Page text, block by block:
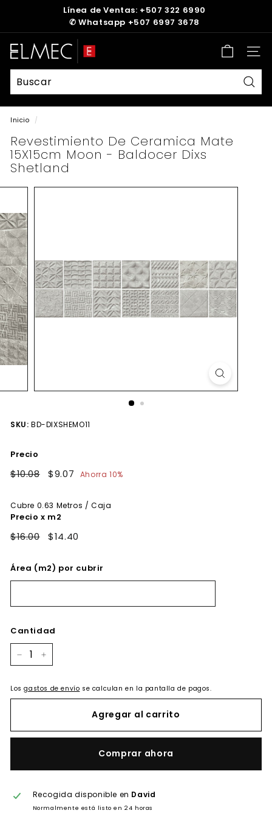
diapositivas
pausa
Línea de Ventas: +507 322 6990
✆ Whatsapp +507 6997 3678
E
L
M
E
C
Inicio /
Revestimiento De Ceramica Mate
15X15cm Moon - Baldocer Dixs
Shetland
SKU: BD-DIXSHEMO11
Precio
Precio
$10.08$10.08
Precio
$9.07 $9.07
Ahorra 10%
Cubre 0.63 Metros / Caja
Precio x m2
$16.00 $14.40
Área (m2) por cubrir
Cantidad
Losgastos de envío se calculan en la pantalla de pagos.
Agregar al carrito
Comprar ahora
Recogida disponible en David
Normalmente está listo en 24 horas